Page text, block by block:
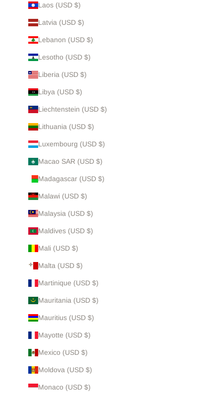
Laos (USD $)
Latvia (USD $)
Lebanon (USD $)
Lesotho (USD $)
Liberia (USD $)
Libya (USD $)
Liechtenstein (USD $)
Lithuania (USD $)
Luxembourg (USD $)
Macao SAR (USD $)
Madagascar (USD $)
Malawi (USD $)
Malaysia (USD $)
Maldives (USD $)
Mali (USD $)
Malta (USD $)
Martinique (USD $)
Mauritania (USD $)
Mauritius (USD $)
Mayotte (USD $)
Mexico (USD $)
Moldova (USD $)
Monaco (USD $)